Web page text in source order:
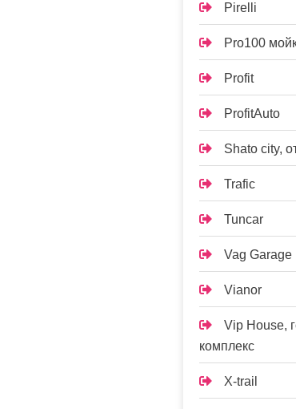
Pirelli
Pro100
Profit
ProfitAuto
Shato city,
Trafic
Tuncar
Vag Garage
Vianor
Vip House,
комплекс
X-trail